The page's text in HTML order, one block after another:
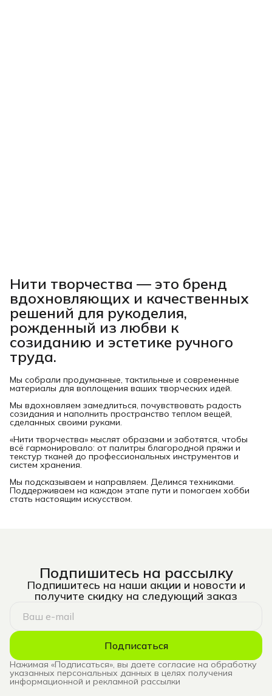
Нити творчества — это бренд
вдохновляющих и качественных
решений для рукоделия,
рожденный из любви к
созиданию и эстетике ручного
труда.
Мы собрали продуманные, тактильные и современные
материалы для воплощения ваших творческих идей.
Мы вдохновляем замедлиться, почувствовать радость
созидания и наполнить пространство теплом вещей,
сделанных своими руками.
«Нити творчества» мыслят образами и заботятся, чтобы
всё гармонировало: от палитры благородной пряжи и
текстур тканей до профессиональных инструментов и
систем хранения.
Мы подсказываем и направляем. Делимся техниками.
Поддерживаем на каждом этапе пути и помогаем хобби
стать настоящим искусством.
Подпишитесь на рассылку
Подпишитесь на наши акции и новости и
получите скидку на следующий заказ
Подписаться
Нажимая «Подписаться», вы даете согласие на обработку
указанных персональных данных в целях получения
информационной и рекламной рассылки